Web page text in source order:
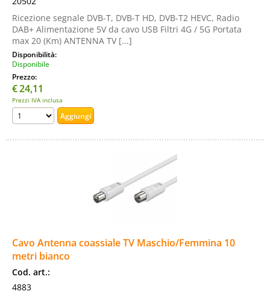
Ricezione segnale DVB-T, DVB-T HD, DVB-T2 HEVC, Radio
DAB+ Alimentazione 5V da cavo USB Filtri 4G / 5G Portata
max 20 (Km) ANTENNA TV [...]
Disponibilità:
Disponibile
Prezzo:
€24,11
Prezzi IVA inclusa
Cavo Antenna coassiale TV Maschio/Femmina 10
metri bianco
Cod. art.:
4883